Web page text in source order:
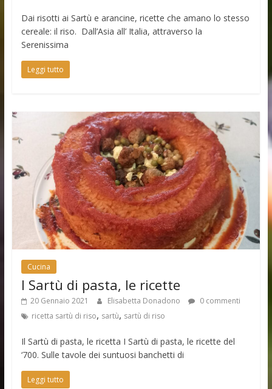
Dai risotti ai Sartù e arancine, ricette che amano lo stesso
cereale: il riso. Dall’Asia all’ Italia, attraverso la
Serenissima
Leggi tutto
Cucina
I Sartù di pasta, le ricette
20 Gennaio 2021 Elisabetta Donadono
0 commenti
ricetta sartù di riso, sartù, sartù di riso
Il Sartù di pasta, le ricetta I Sartù di pasta, le ricette del
‘700. Sulle tavole dei suntuosi banchetti di
Leggi tutto